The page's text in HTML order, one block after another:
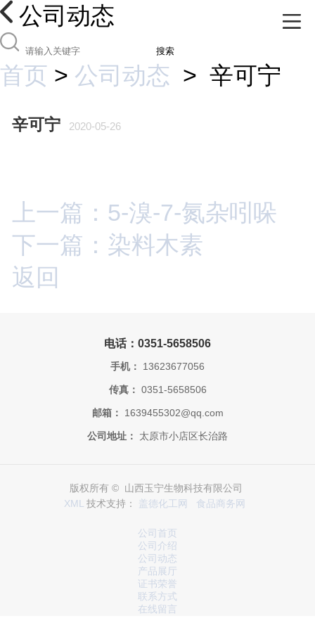
公司动态
搜索
首页 > 公司动态 > 辛可宁
辛可宁 2020-05-26
上一篇：5-溴-7-氮杂吲哚
下一篇：染料木素
返回
电话：0351-5658506
手机： 13623677056
传真： 0351-5658506
邮箱： 1639455302@qq.com
公司地址： 太原市小店区长治路
版权所有 © 山西玉宁生物科技有限公司
XML 技术支持： 盖德化工网 食品商务网
公司首页
公司介绍
公司动态
产品展厅
证书荣誉
联系方式
在线留言